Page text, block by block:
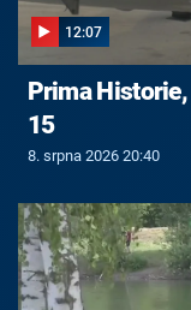
12:07
Prima
15
8. srpna 2026 20:40